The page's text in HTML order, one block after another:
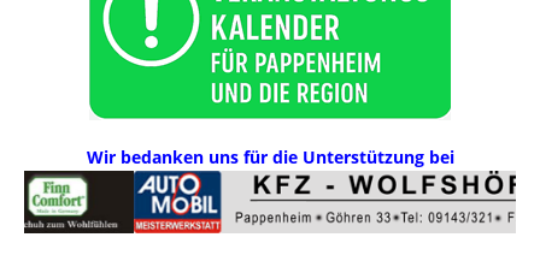
Wir bedanken uns für die Unterstützung bei